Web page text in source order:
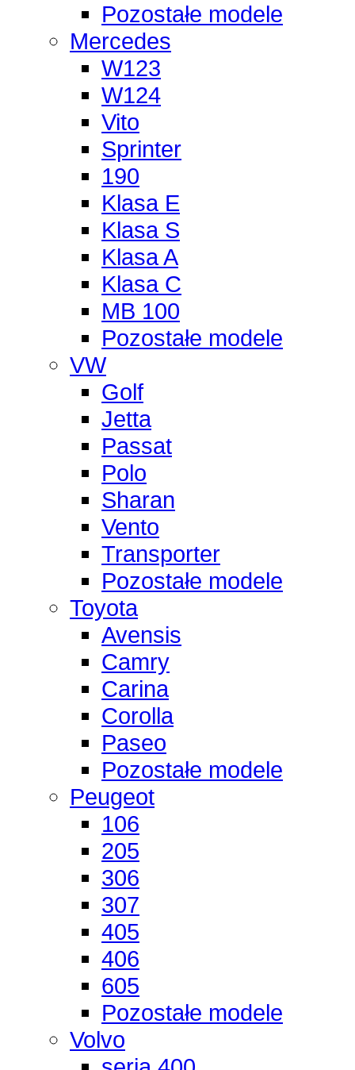
Pozostałe modele
Mercedes
W123
W124
Vito
Sprinter
190
Klasa E
Klasa S
Klasa A
Klasa C
MB 100
Pozostałe modele
VW
Golf
Jetta
Passat
Polo
Sharan
Vento
Transporter
Pozostałe modele
Toyota
Avensis
Camry
Carina
Corolla
Paseo
Pozostałe modele
Peugeot
106
205
306
307
405
406
605
Pozostałe modele
Volvo